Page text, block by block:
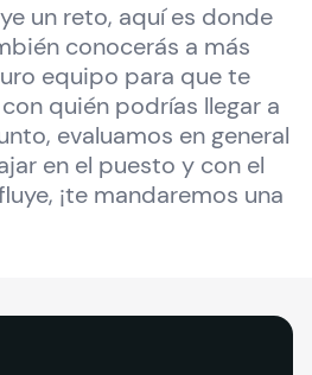
un reto, aquí es donde
conocerás a más
equipo para que te
quién podrías llegar a
evaluamos en general
en el puesto y con el
¡te mandaremos una